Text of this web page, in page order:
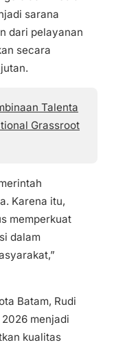
sarana
dari pelayanan
secara
Talenta
Grassroot
Karena itu,
memperkuat
dalam
Batam, Rudi
menjadi
kualitas